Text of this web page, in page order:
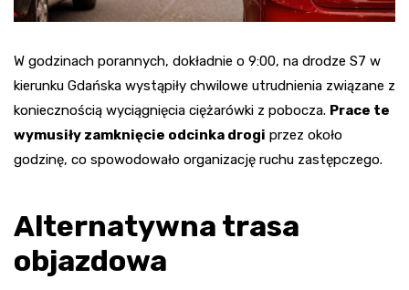
W godzinach porannych, dokładnie o 9:00, na drodze S7 w
kierunku Gdańska wystąpiły chwilowe utrudnienia związane z
koniecznością wyciągnięcia ciężarówki z pobocza. Prace te
wymusiły zamknięcie odcinka drogi przez około
godzinę, co spowodowało organizację ruchu zastępczego.
Alternatywna trasa
objazdowa